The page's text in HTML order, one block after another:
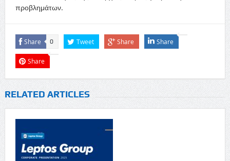
προβλημάτων.
Share 0 Tweet Share Share
Share
RELATED ARTICLES